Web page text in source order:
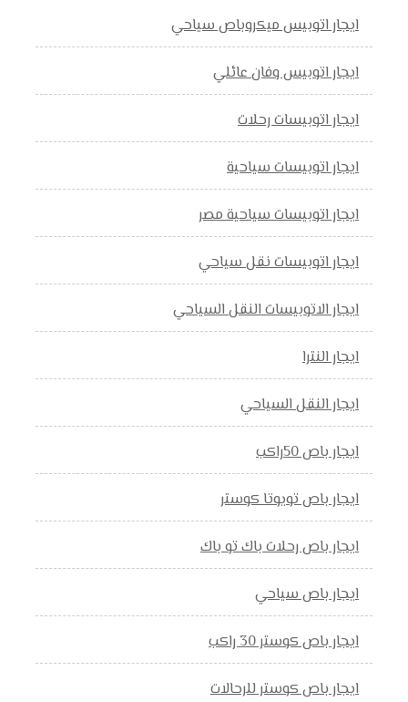
ايجار اتوبيس ميكروباص سياحي
ايجار اتوبيس وفان عائلي
ايجار اتوبيسات رحلات
ايجار اتوبيسات سياحية
ايجار اتوبيسات سياحية مصر
ايجار اتوبيسات نقل سياحي
ايجار الاتوبيسات النقل السياحي
ايجار النترا
ايجار النقل السياحي
ايجار باص 50راكب
ايجار باص تويوتا كوستر
ايجار باص رحلات باك تو باك
ايجار باص سياحي
ايجار باص كوستر 30 راكب
ايجار باص كوستر للرحالات